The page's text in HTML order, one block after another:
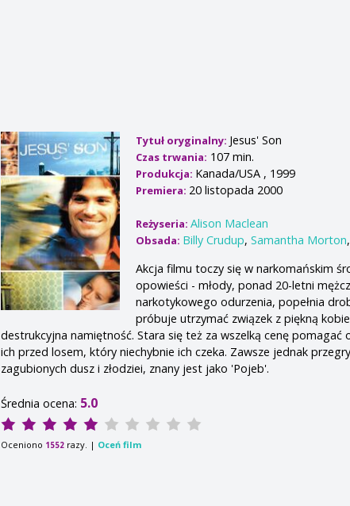
Tytuł oryginalny: Jesus' Son
Czas trwania: 107 min.
Produkcja: Kanada/USA , 1999
Premiera: 20 listopada 2000
Reżyseria:Alison Maclean
Obsada: Billy Crudup,Samantha Morton,
Akcja filmu toczy się w narkomańskim
opowieści - młody, ponad 20-letni
narkotykowego odurzenia, popełnia
próbuje utrzymać związek z piękną
destrukcyjna namiętność. Stara się też za wszelką cenę
ich przed losem, który niechybnie ich czeka. Zawsze jednak
zagubionych dusz i złodziei, znany jest jako 'Pojeb'.
Średnia ocena: 5.0
Oceniono 1552 razy. | Oceń film